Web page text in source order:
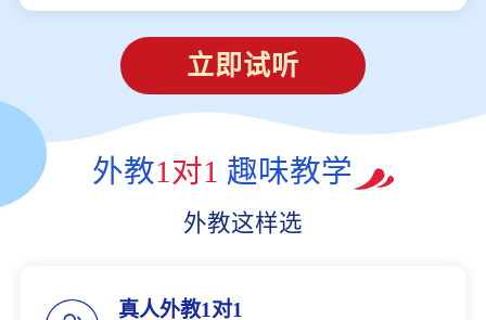
立即试听
外教1对1 趣味教学
外教这样选
真人外教1对1